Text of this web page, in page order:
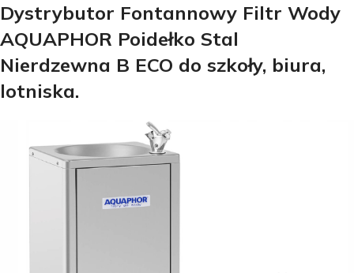
Dystrybutor Fontannowy Filtr Wody
AQUAPHOR Poidełko Stal
Nierdzewna B ECO do szkoły, biura,
lotniska.